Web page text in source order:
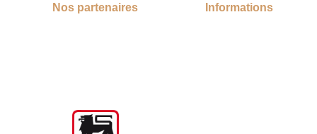
Nos partenaires Informations